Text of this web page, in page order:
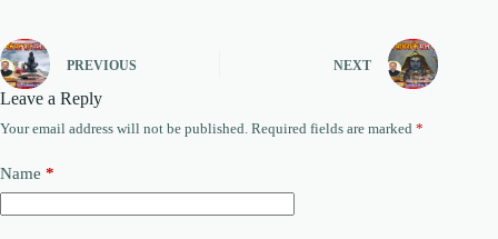
PREVIOUS NEXT
Leave a Reply
Your email address will not be published. Required fields are marked *
Name *